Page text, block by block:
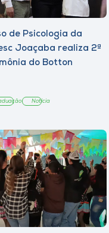
de Psicologia da
Joaçaba realiza 2ª
do Botton
Notícia